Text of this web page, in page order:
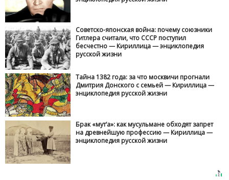
Советско-японская война: почему союзники
Гитлера считали, что СССР поступил
бесчестно — Кириллица — энциклопедия
русской жизни
Тайна 1382 года: за что москвичи прогнали
Дмитрия Донского с семьей — Кириллица —
энциклопедия русской жизни
Брак «мут‘а»: как мусульмане обходят запрет
на древнейшую профессию — Кириллица —
энциклопедия русской жизни